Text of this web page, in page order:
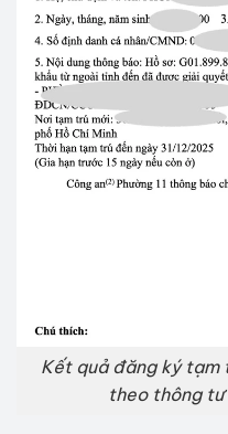
Kết quả đăng ký tạm
theo thông